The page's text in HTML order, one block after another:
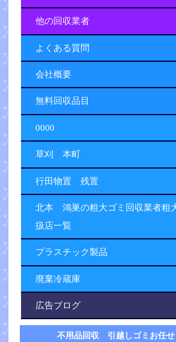
他の回収業者
よくある質問
会社概要
無料回収品目
0000
草刈 本町
行田物置 残置
北本 鴻巣の粗大ゴミ回収業者粗
扱店一覧
プラスチック製品
廃棄冷蔵庫
広告ブログ
不用品回収 引越しゴミお任せ